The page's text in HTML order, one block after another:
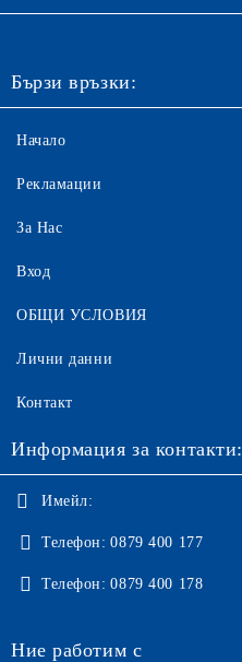
Бързи връзки:
Начало
Рекламации
За Нас
Вход
ОБЩИ УСЛОВИЯ
Лични данни
Контакт
Информация за контакти:
Имейл:
Телефон: 0879 400 177
Телефон: 0879 400 178
Ние работим с